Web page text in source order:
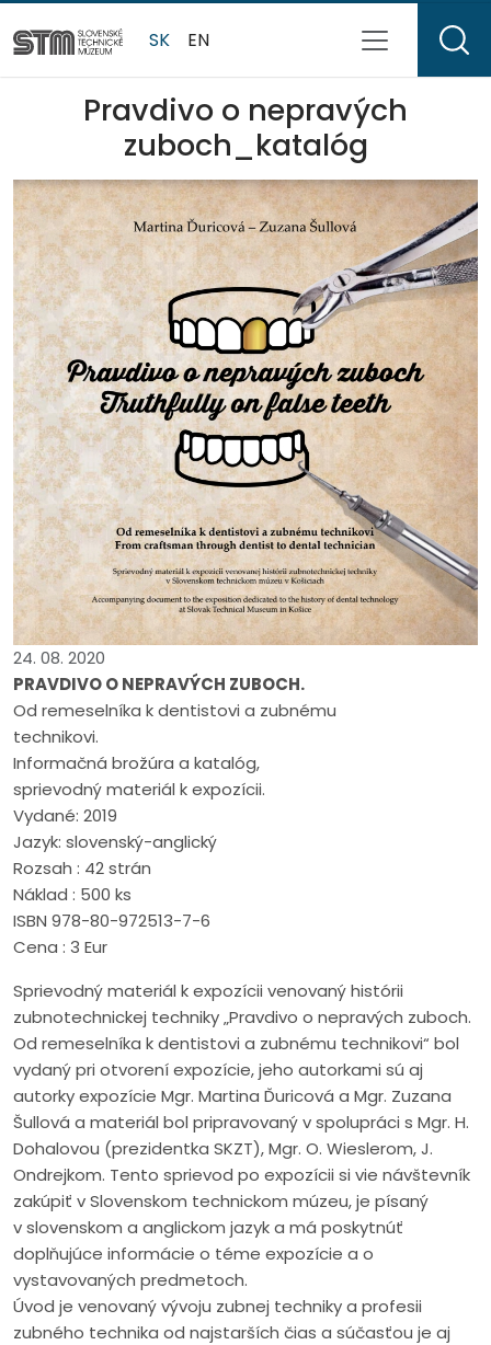
SK EN
Pravdivo o nepravých
zuboch_katalóg
24. 08. 2020
PRAVDIVO O NEPRAVÝCH ZUBOCH.
Od remeselníka k dentistovi a zubnému
technikovi.
Informačná brožúra a katalóg,
sprievodný materiál k expozícii.
Vydané: 2019
Jazyk: slovenský-anglický
Rozsah : 42 strán
Náklad : 500 ks
ISBN 978-80-972513-7-6
Cena : 3 Eur
Sprievodný materiál k expozícii venovaný histórii
zubnotechnickej techniky „Pravdivo o nepravých zuboch.
Od remeselníka k dentistovi a zubnému technikovi“ bol
vydaný pri otvorení expozície, jeho autorkami sú aj
autorky expozície Mgr. Martina Ďuricová a Mgr. Zuzana
Šullová a materiál bol pripravovaný v spolupráci s Mgr. H.
Dohalovou (prezidentka SKZT), Mgr. O. Wieslerom, J.
Ondrejkom. Tento sprievod po expozícii si vie návštevník
zakúpiť v Slovenskom technickom múzeu, je písaný
v slovenskom a anglickom jazyk a má poskytnúť
doplňujúce informácie o téme expozície a o
vystavovaných predmetoch.
Úvod je venovaný vývoju zubnej techniky a profesii
zubného technika od najstarších čias a súčasťou je aj